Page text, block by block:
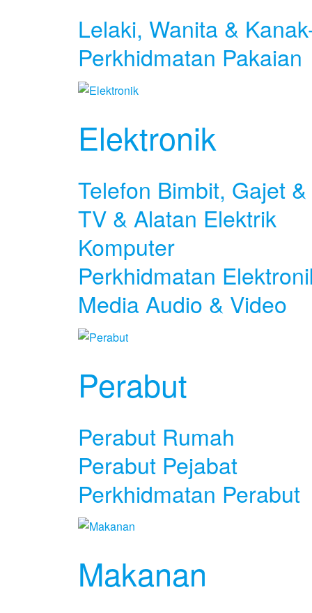
Lelaki, Wanita &
Perkhidmatan Pakaian
Elektronik
Telefon Bimbit, Gajet
TV & Alatan Elektrik
Komputer
Perkhidmatan
Media Audio & Video
Perabut
Perabut Rumah
Perabut Pejabat
Perkhidmatan Perabut
Makanan